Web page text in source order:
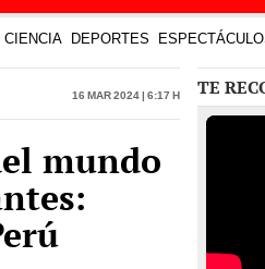
CIENCIA DEPORTES
16 Mar 2024 | 6:17 h
mundo
TE